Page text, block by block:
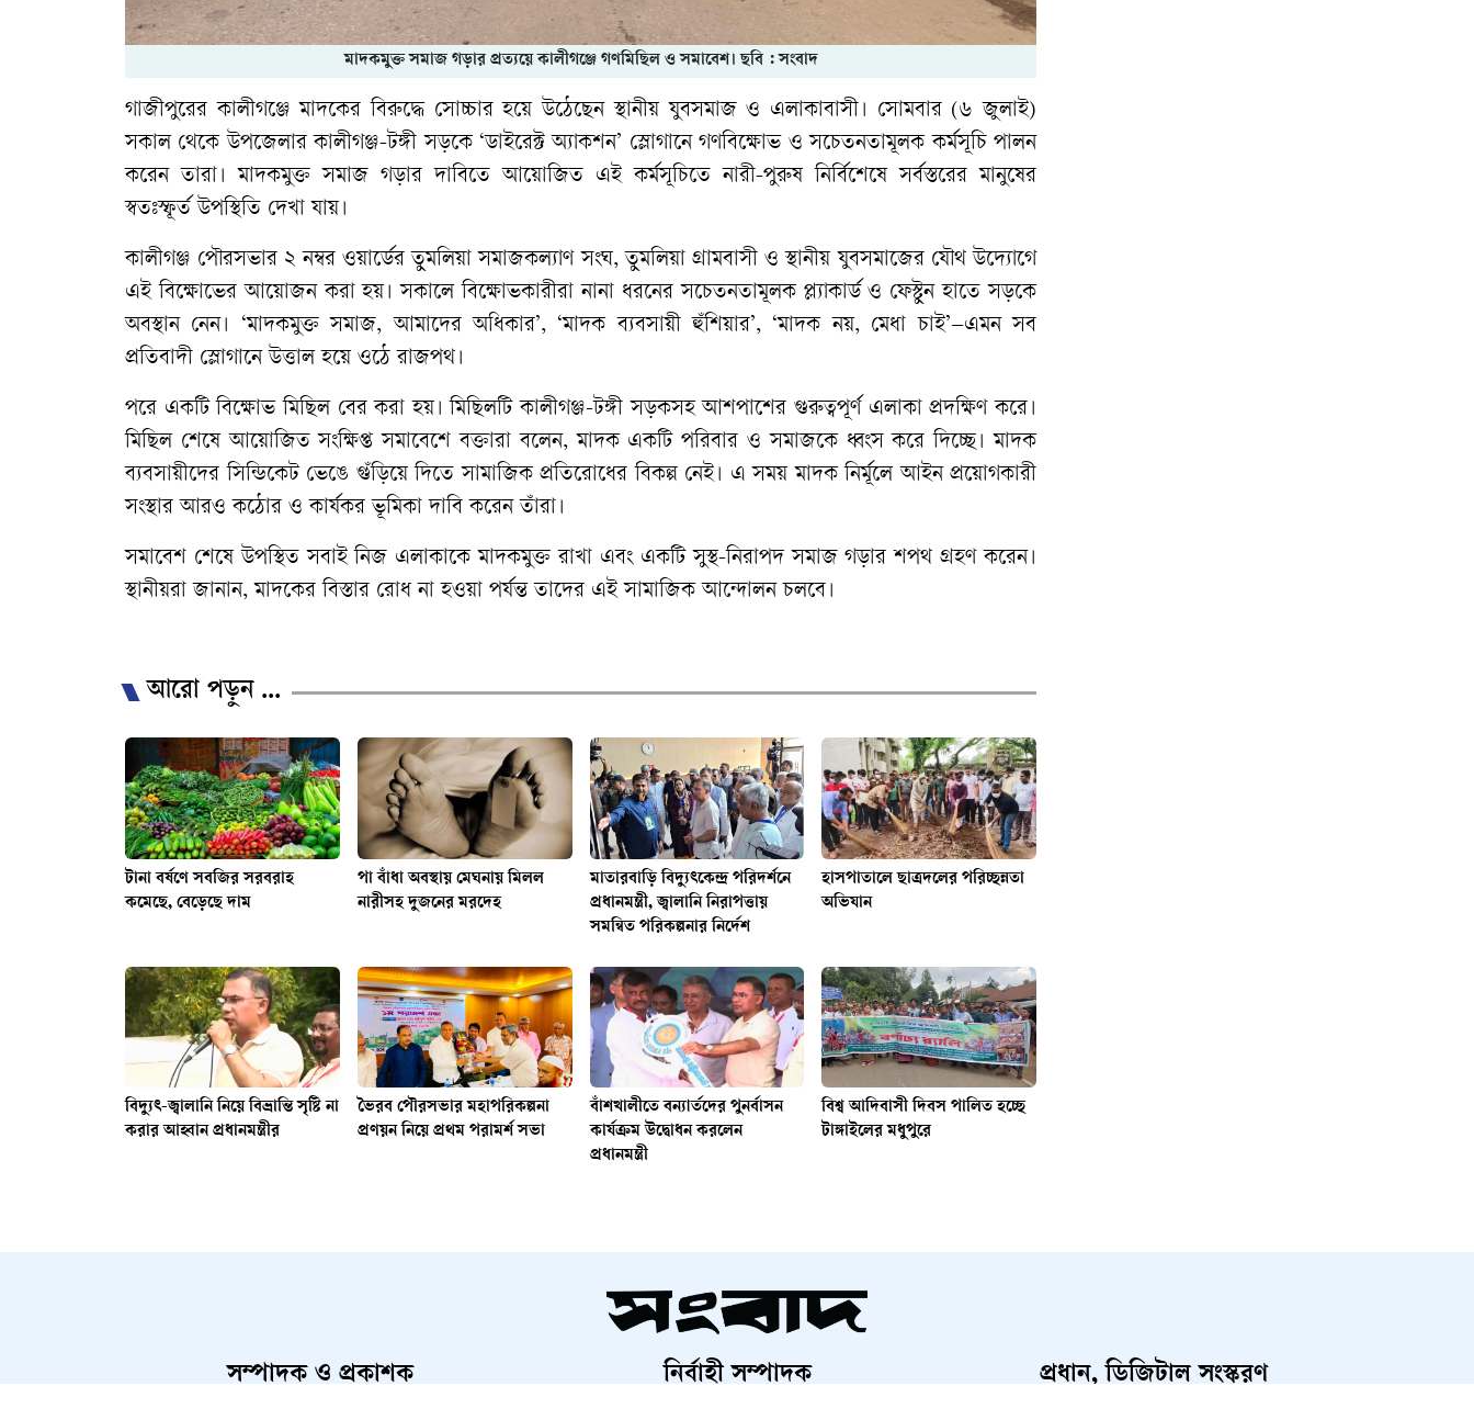
মাদকমুক্ত সমাজ গড়ার প্রত্যয়ে কালীগঞ্জে গণমিছিল ও সমাবেশ। ছবি : সংবাদ
গাজীপুরের কালীগঞ্জে মাদকের বিরুদ্ধে সোচ্চার হয়ে উঠেছেন স্থানীয় যুবসমাজ ও এলাকাবাসী। সোমবার (৬ জুলাই)
সকাল থেকে উপজেলার কালীগঞ্জ-টঙ্গী সড়কে ‘ডাইরেক্ট অ্যাকশন’ স্লোগানে গণবিক্ষোভ ও সচেতনতামূলক কর্মসূচি পালন
করেন তারা। মাদকমুক্ত সমাজ গড়ার দাবিতে আয়োজিত এই কর্মসূচিতে নারী-পুরুষ নির্বিশেষে সর্বস্তরের মানুষের
স্বতঃস্ফূর্ত উপস্থিতি দেখা যায়।
কালীগঞ্জ পৌরসভার ২ নম্বর ওয়ার্ডের তুমলিয়া সমাজকল্যাণ সংঘ, তুমলিয়া গ্রামবাসী ও স্থানীয় যুবসমাজের যৌথ উদ্যোগে
এই বিক্ষোভের আয়োজন করা হয়। সকালে বিক্ষোভকারীরা নানা ধরনের সচেতনতামূলক প্ল্যাকার্ড ও ফেস্টুন হাতে সড়কে
অবস্থান নেন। ‘মাদকমুক্ত সমাজ, আমাদের অধিকার’, ‘মাদক ব্যবসায়ী হুঁশিয়ার’, ‘মাদক নয়, মেধা চাই’–এমন সব
প্রতিবাদী স্লোগানে উত্তাল হয়ে ওঠে রাজপথ।
পরে একটি বিক্ষোভ মিছিল বের করা হয়। মিছিলটি কালীগঞ্জ-টঙ্গী সড়কসহ আশপাশের গুরুত্বপূর্ণ এলাকা প্রদক্ষিণ করে।
মিছিল শেষে আয়োজিত সংক্ষিপ্ত সমাবেশে বক্তারা বলেন, মাদক একটি পরিবার ও সমাজকে ধ্বংস করে দিচ্ছে। মাদক
ব্যবসায়ীদের সিন্ডিকেট ভেঙে গুঁড়িয়ে দিতে সামাজিক প্রতিরোধের বিকল্প নেই। এ সময় মাদক নির্মূলে আইন প্রয়োগকারী
সংস্থার আরও কঠোর ও কার্যকর ভূমিকা দাবি করেন তাঁরা।
সমাবেশ শেষে উপস্থিত সবাই নিজ এলাকাকে মাদকমুক্ত রাখা এবং একটি সুস্থ-নিরাপদ সমাজ গড়ার শপথ গ্রহণ করেন।
স্থানীয়রা জানান, মাদকের বিস্তার রোধ না হওয়া পর্যন্ত তাদের এই সামাজিক আন্দোলন চলবে।
আরো পড়ুন ...
টানা বর্ষণে সবজির সরবরাহ
কমেছে, বেড়েছে দাম
পা বাঁধা অবস্থায় মেঘনায় মিলল
নারীসহ দুজনের মরদেহ
মাতারবাড়ি বিদ্যুৎকেন্দ্র পরিদর্শনে
প্রধানমন্ত্রী, জ্বালানি নিরাপত্তায়
সমন্বিত পরিকল্পনার নির্দেশ
হাসপাতালে ছাত্রদলের পরিচ্ছন্নতা
অভিযান
বিদ্যুৎ-জ্বালানি নিয়ে বিভ্রান্তি সৃষ্টি না
করার আহ্বান প্রধানমন্ত্রীর
ভৈরব পৌরসভার মহাপরিকল্পনা
প্রণয়ন নিয়ে প্রথম পরামর্শ সভা
বাঁশখালীতে বন্যার্তদের পুনর্বাসন
কার্যক্রম উদ্বোধন করলেন
প্রধানমন্ত্রী
বিশ্ব আদিবাসী দিবস পালিত হচ্ছে
টাঙ্গাইলের মধুপুরে
সম্পাদক ও প্রকাশক
নির্বাহী সম্পাদক
প্রধান, ডিজিটাল সংস্করণ